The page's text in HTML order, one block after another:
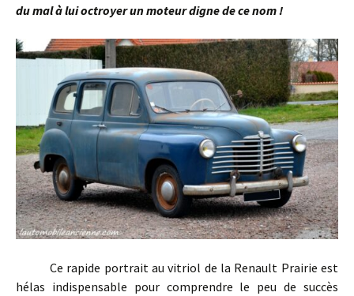
du mal à lui octroyer un moteur digne de ce nom !
Ce rapide portrait au vitriol de la Renault Prairie est
hélas indispensable pour comprendre le peu de succès